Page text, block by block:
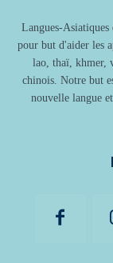
Langues-Asiatiques
pour but d'aider les
lao, thaï, khmer,
chinois. Notre but
nouvelle langue